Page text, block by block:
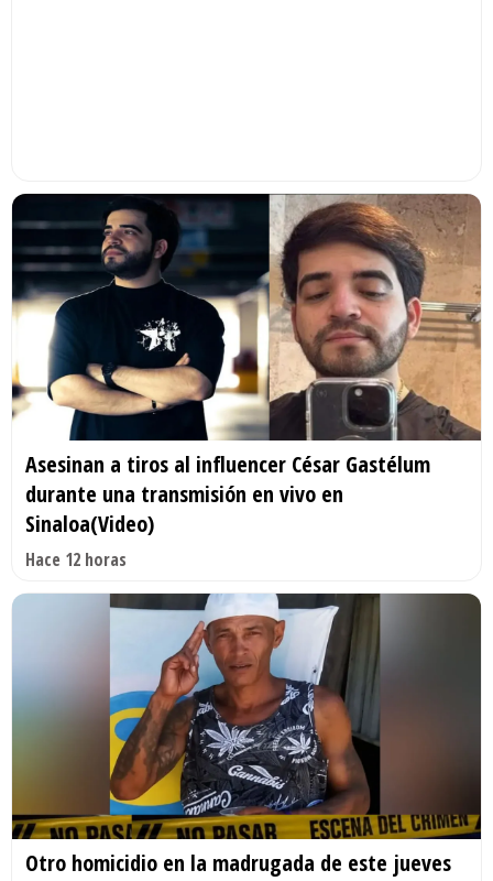
Asesinan a tiros al influencer César Gastélum
durante una transmisión en vivo en
Sinaloa(Video)
Hace 12 horas
Otro homicidio en la madrugada de este jueves